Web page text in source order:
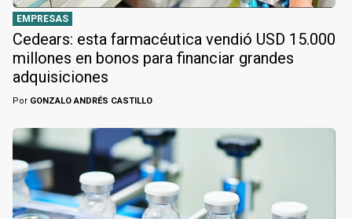
EMPRESAS
Cedears: esta farmacéutica vendió USD 15.000
millones en bonos para financiar grandes
adquisiciones
Por GONZALO ANDRÉS CASTILLO